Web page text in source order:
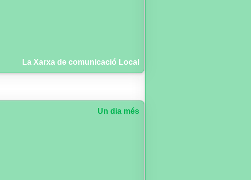
La Xarxa de comunicació Local
Un dia més